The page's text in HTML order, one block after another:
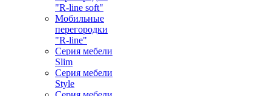
"R-line soft"
Мобильные
перегородки
"R-line"
Серия мебели
Slim
Серия мебели
Style